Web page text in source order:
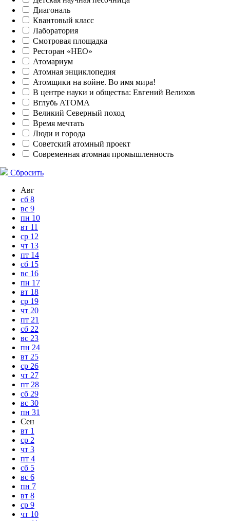
Диагональ
Квантовый класс
Лаборатория
Смотровая площадка
Ресторан «НЕО»
Атомариум
Атомная энциклопедия
Атомщики на войне. Во имя мира!
В центре науки и общества: Евгений Велихов
Вглубь АТОМА
Великий Северный поход
Время мечтать
Люди и города
Советский атомный проект
Современная атомная промышленность
Сбросить
Авг
сб 8
вс 9
пн 10
вт 11
ср 12
чт 13
пт 14
сб 15
вс 16
пн 17
вт 18
ср 19
чт 20
пт 21
сб 22
вс 23
пн 24
вт 25
ср 26
чт 27
пт 28
сб 29
вс 30
пн 31
Сен
вт 1
ср 2
чт 3
пт 4
сб 5
вс 6
пн 7
вт 8
ср 9
чт 10